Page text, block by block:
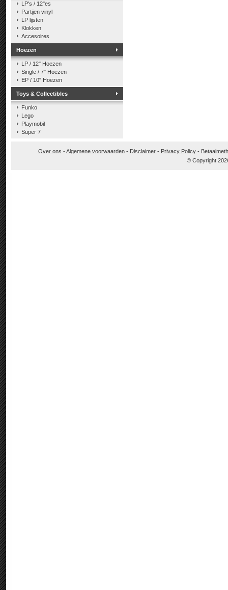
LP's / 12"es
Partijen vinyl
LP lijsten
Klokken
Accesoires
Hoezen
LP / 12" Hoezen
Single / 7" Hoezen
EP / 10" Hoezen
Toys & Collectibles
Funko
Lego
Playmobil
Super 7
Over ons -Algemene voorwaarden- Disclaimer- Privacy Policy-
© Copyright